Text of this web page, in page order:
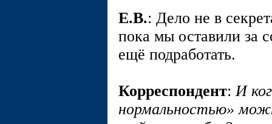
E.В.: Дело не в
пока мы оставили за
ещё подработать.
Корреспондент:И
нормальностью»